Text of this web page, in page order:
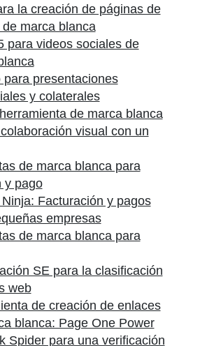
la creación de páginas de
marca blanca
para videos sociales de
para presentaciones
y colaterales
de marca blanca
visual con un
de marca blanca para
y pago
Facturación y pagos
empresas
de marca blanca para
SE para la clasificación
web
de creación de enlaces
blanca: Page One Power
Spider para una verificación